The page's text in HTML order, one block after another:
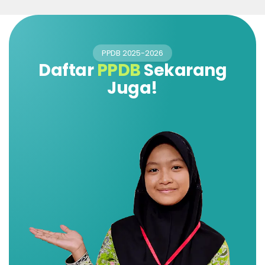
PPDB 2025-2026
DaftarPPDBSekarang
Juga!